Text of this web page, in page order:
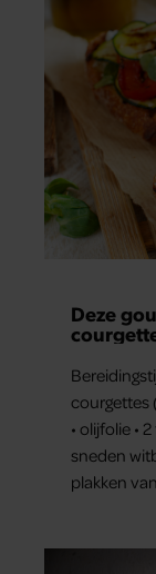
Deze
courgettes
• olijfolie •
sneden
plakken